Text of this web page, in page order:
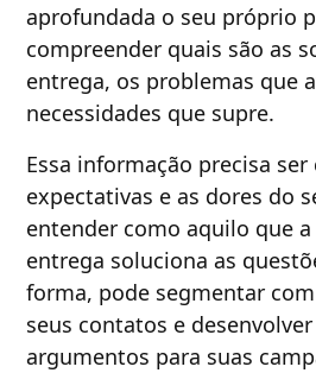
aprofundada o seu próprio
compreender quais são as
entrega, os problemas que
necessidades que supre.
Essa informação precisa
expectativas e as dores do
entender como aquilo que
entrega soluciona as
forma, pode segmentar
seus contatos e
argumentos para suas